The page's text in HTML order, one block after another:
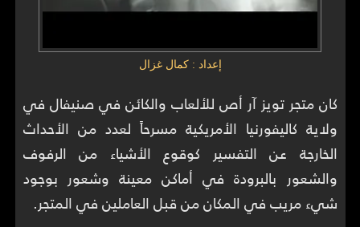
إعداد : كمال غزال
كان متجر تويز آر أص للألعاب والكائن في صنيفال في
ولاية كاليفورنيا الأمريكية مسرحاً لعدد من الأحداث
الخارجة عن التفسير كوقوع الأشياء من الرفوف
والشعور بالبرودة في أماكن معينة وشعور بوجود
شيء مريب في المكان من قبل العاملين في المتجر.